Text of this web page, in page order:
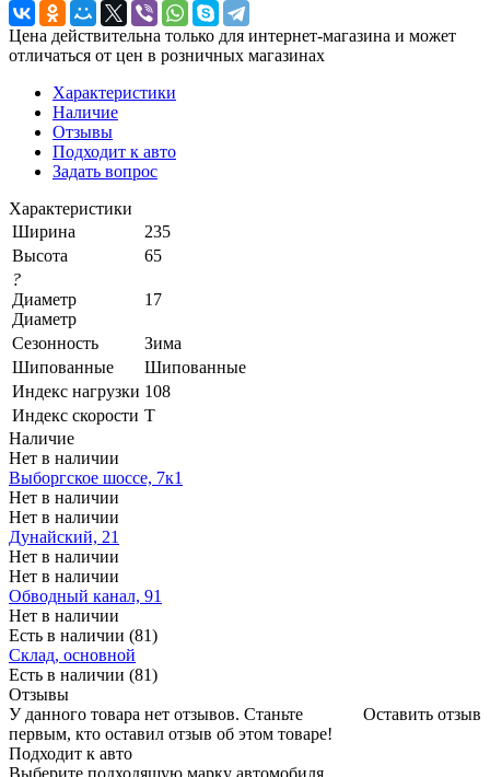
Цена действительна только для интернет-магазина и может
отличаться от цен в розничных магазинах
Характеристики
Наличие
Отзывы
Подходит к авто
Задать вопрос
Характеристики
Ширина
235
Высота
65
?
Диаметр
Диаметр
17
Сезонность
Зима
Шипованные
Шипованные
Индекс нагрузки 108
Индекс скорости T
Наличие
Нет в наличии
Выборгское шоссе, 7к1
Нет в наличии
Нет в наличии
Дунайский, 21
Нет в наличии
Нет в наличии
Обводный канал, 91
Нет в наличии
Есть в наличии (81)
Склад, основной
Есть в наличии (81)
Отзывы
Оставить отзыв
У данного товара нет отзывов. Станьте
первым, кто оставил отзыв об этом товаре!
Подходит к авто
Выберите подходящую марку автомобиля